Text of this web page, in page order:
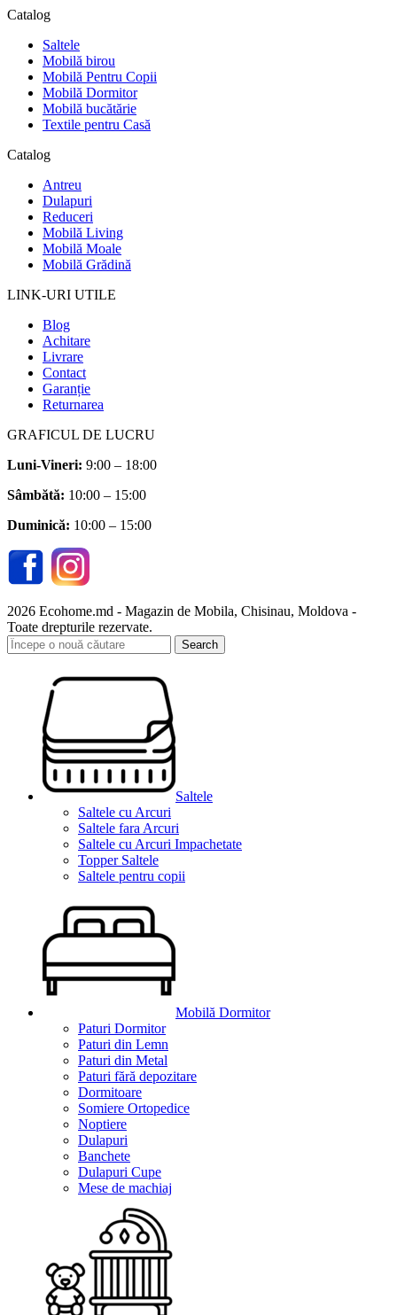
Catalog
Saltele
Mobilă birou
Mobilă Pentru Copii
Mobilă Dormitor
Mobilă bucătărie
Textile pentru Casă
Catalog
Antreu
Dulapuri
Reduceri
Mobilă Living
Mobilă Moale
Mobilă Grădină
LINK-URI UTILE
Blog
Achitare
Livrare
Contact
Garanție
Returnarea
GRAFICUL DE LUCRU
Luni-Vineri: 9:00 – 18:00
Sâmbătă: 10:00 – 15:00
Duminică: 10:00 – 15:00
2026 Ecohome.md - Magazin de Mobila, Chisinau, Moldova -
Toate drepturile rezervate.
Search
Saltele
Saltele cu Arcuri
Saltele fara Arcuri
Saltele cu Arcuri Impachetate
Topper Saltele
Saltele pentru copii
Mobilă Dormitor
Paturi Dormitor
Paturi din Lemn
Paturi din Metal
Paturi fără depozitare
Dormitoare
Somiere Ortopedice
Noptiere
Dulapuri
Banchete
Dulapuri Cupe
Mese de machiaj